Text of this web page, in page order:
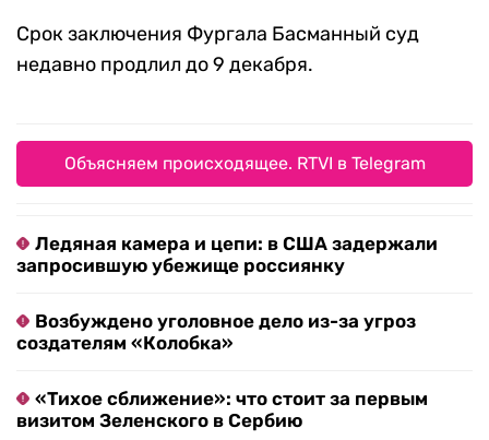
Срок заключения Фургала Басманный суд
недавно продлил до 9 декабря.
Объясняем происходящее. RTVI в Telegram
Ледяная камера и цепи: в США задержали
запросившую убежище россиянку
Возбуждено уголовное дело из-за угроз
создателям «Колобка»
«Тихое сближение»: что стоит за первым
визитом Зеленского в Сербию